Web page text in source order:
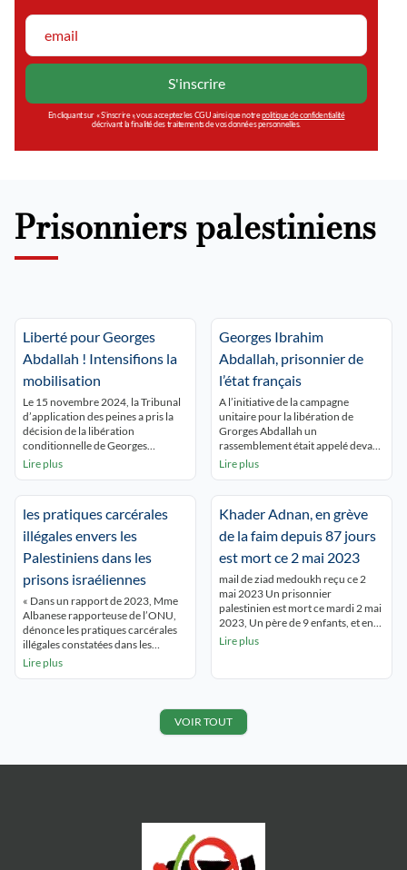
En cliquant sur « S’inscrire », vous acceptez les CGU ainsi que notrepolitique de confidentialité
décrivant la finalité des traitements de vos données personnelles.
Prisonniers palestiniens
Liberté pour Georges
Abdallah ! Intensifions la
mobilisation
Le 15 novembre 2024, la Tribunal
d’application des peines a pris la
décision de la libération
conditionnelle de Georges
Abdallah, fixée au 6 décembre
signature d’un avis d’expulsion
vers le Liban, son pays natal. Mais
l’Etat Français, soutien direct du
génocide à […]
Lire plus
Georges Ibrahim
Abdallah, prisonnier de
l’état français
A l’initiative de la campagne
unitaire pour la libération de
Grorges Abdallah un
rassemblement était appelé devant
l’hôtel de ville de Lyon ce 24
personnes rassemblées
intervention du collectif 69
Palestine Bonjour à tous et à
toutes, Je m’exprime ce soir au
nom du […]
Lire plus
les pratiques carcérales
illégales envers les
Palestiniens dans les
prisons israéliennes
« Dans un rapport de 2023, Mme
Albanese rapporteuse de l’ONU,
dénonce les pratiques carcérales
illégales constatées dans les
prisons israéliennes envers les
palestiniens occupés, elle juge ces
Lire plus
Khader Adnan, en grève
de la faim depuis 87 jours
est mort ce 2 mai 2023
mail de ziad medoukh reçu ce 2
mai 2023 Un prisonnier
palestinien est mort ce mardi 2 mai
2023, Un père de 9 enfants, et en
grève de la faim depuis 87 jours Le
la ville de Jénine au nord de la
Lire plus
VOIR TOUT